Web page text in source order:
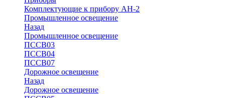
Комплектующие к прибору АН-2
Промышленное освещение
Назад
Промышленное освещение
ПССВ03
ПССВ04
ПССВ07
Дорожное освещение
Назад
Дорожное освещение